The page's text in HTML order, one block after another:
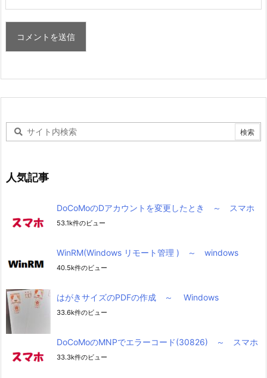
人気記事
DoCoMoのDアカウントを変更したとき ～ スマホ
53.1k件のビュー
WinRM(Windows リモート管理 ) ～ windows
40.5k件のビュー
はがきサイズのPDFの作成 ～ Windows
33.6k件のビュー
DoCoMoのMNPでエラーコード(30826) ～ スマホ
33.3k件のビュー